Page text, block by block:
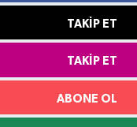
TAKIP ET
TAKIP ET
ABONE OL